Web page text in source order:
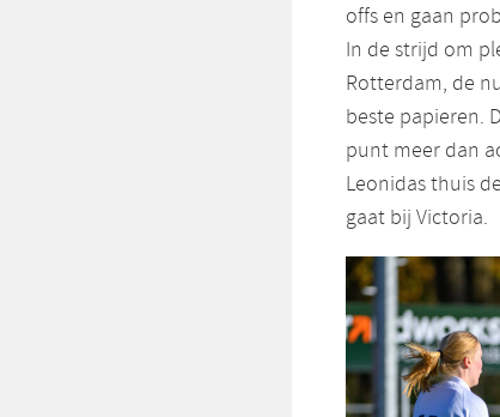
offs en gaan
In de strijd om
Rotterdam, de
beste papieren.
punt meer dan
Leonidas thuis
gaat bij Victoria.